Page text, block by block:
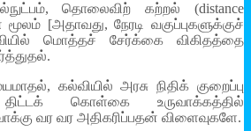
தொலைவிற் கற்றல் (distance
[அதாவது, நேரடி வகுப்புகளுக்குச்
மொத்தச் சேர்க்கை விகிதத்தை
கல்வியில் அரசு நிதிக் குறைப்பு
கொள்கை உருவாக்கத்தில்
வர வர அதிகரிப்பதன் விளைவுகளே.